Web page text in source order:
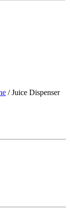
/ Juice Dispenser